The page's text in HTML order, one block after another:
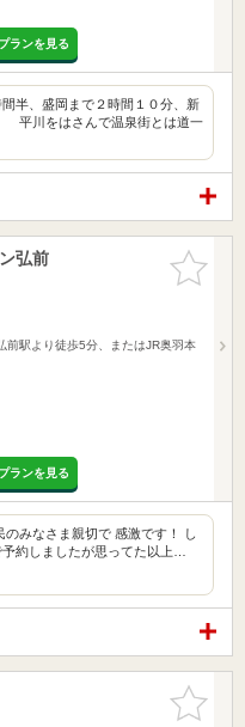
ランを見る
半、盛岡まで２時間１０分、新
平川をはさんで温泉街とは道一
お気に入
りに追加
弘前
前駅より徒歩5分、またはJR奥羽本
ランを見る
みなさま親切で 感激です！ し
約しましたが思ってた以上…
お気に入
りに追加